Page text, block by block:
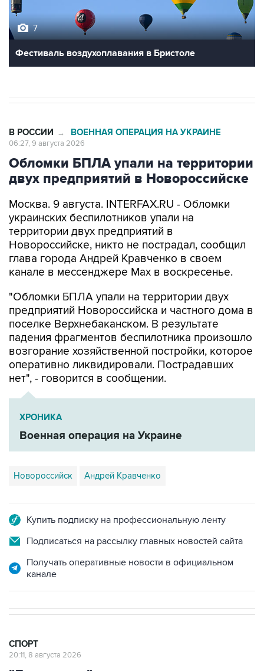
7
Фестиваль воздухоплавания в Бристоле
В РОССИИ → ВОЕННАЯ ОПЕРАЦИЯ НА УКРАИНЕ
06:27, 9 августа 2026
Обломки БПЛА упали на территории
двух предприятий в Новороссийске
Москва. 9 августа. INTERFAX.RU - Обломки
украинских беспилотников упали на
территории двух предприятий в
Новороссийске, никто не пострадал, сообщил
глава города Андрей Кравченко в своем
канале в мессенджере Max в воскресенье.
"Обломки БПЛА упали на территории двух
предприятий Новороссийска и частного дома в
поселке Верхнебаканском. В результате
падения фрагментов беспилотника произошло
возгорание хозяйственной постройки, которое
оперативно ликвидировали. Пострадавших
нет", - говорится в сообщении.
ХРОНИКА
Военная операция на Украине
Новороссийск Андрей Кравченко
Купить подписку на профессиональную ленту
Подписаться на рассылку главных новостей сайта
Получать оперативные новости в официальном
канале
СПОРТ
20:11, 8 августа 2026